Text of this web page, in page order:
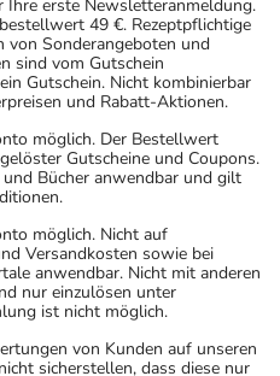
Ihre erste Newsletteranmeldung.
49 €. Rezeptpflichtige
von Sonderangeboten und
sind vom Gutschein
Gutschein. Nicht kombinierbar
und Rabatt-Aktionen.
möglich. Der Bestellwert
Gutscheine und Coupons.
Bücher anwendbar und gilt
möglich. Nicht auf
Versandkosten sowie bei
anwendbar. Nicht mit anderen
nur einzulösen unter
ist nicht möglich.
von Kunden auf unseren
sicherstellen, dass diese nur